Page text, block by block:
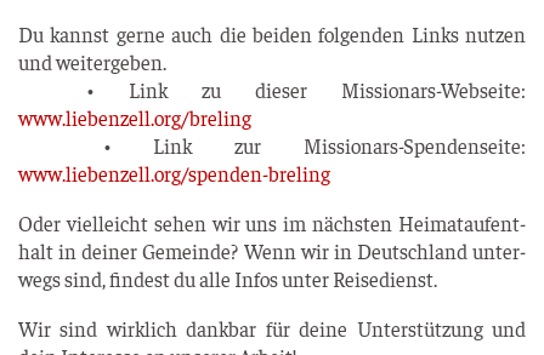
Du kannst ger­ne auch die bei­den fol­gen­den Links nut­zen
und wei­ter­ge­ben.
• Link zu die­ser Mis­sio­nars-Web­sei­te:
www.liebenzell.org/breling
• Link zur Mis­sio­nars-Spen­den­sei­te:
www.liebenzell.org/spenden-breling
Oder viel­leicht sehen wir uns im nächs­ten Hei­mat­auf­ent­
halt in dei­ner Gemein­de? Wenn wir in Deutsch­land unter­
wegs sind, fin­dest du alle Infos unter Reisedienst.
Wir sind wirk­lich dank­bar für dei­ne Unter­stüt­zung und